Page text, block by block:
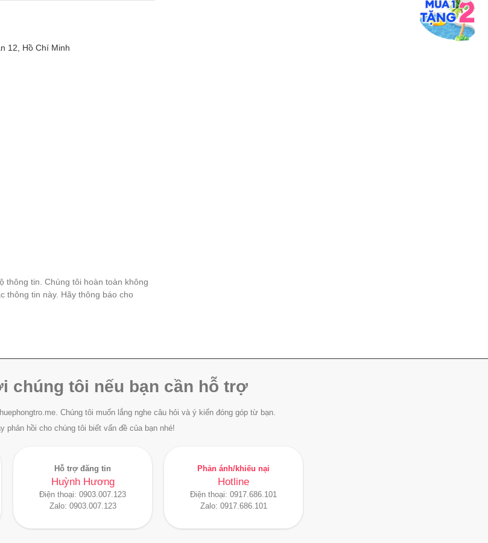
12, Hồ Chí Minh
thông tin. Chúng tôi hoàn toàn không
thông tin này. Hãy thông báo cho
chúng tôi nếu bạn cần hỗ trợ
Chúng tôi muốn lắng nghe câu hỏi và ý kiến đóng góp từ bạn.
phản hồi cho chúng tôi biết vấn đề của bạn nhé!
Hỗ trợ đăng tin
Huỳnh Hương
Điện thoại: 0903.007.123
Zalo: 0903.007.123
Phản ánh/khiếu nại
Hotline
Điện thoại: 0917.686.101
Zalo: 0917.686.101